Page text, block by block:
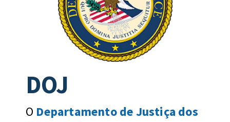
DOJ
O Departamento de Justiça dos